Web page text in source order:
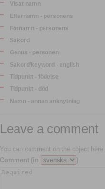
Visat namn
Efternamn - personens
Förnamn - personens
Sakord
Genus - personen
Sakord/keyword - english
Tidpunkt - födelse
Tidpunkt - död
Namn - annan anknytning
Leave a comment
You can comment on the object
Comment (in
)